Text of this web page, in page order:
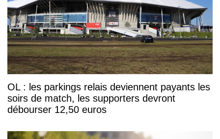
OL : les parkings relais deviennent payants les
soirs de match, les supporters devront
débourser 12,50 euros